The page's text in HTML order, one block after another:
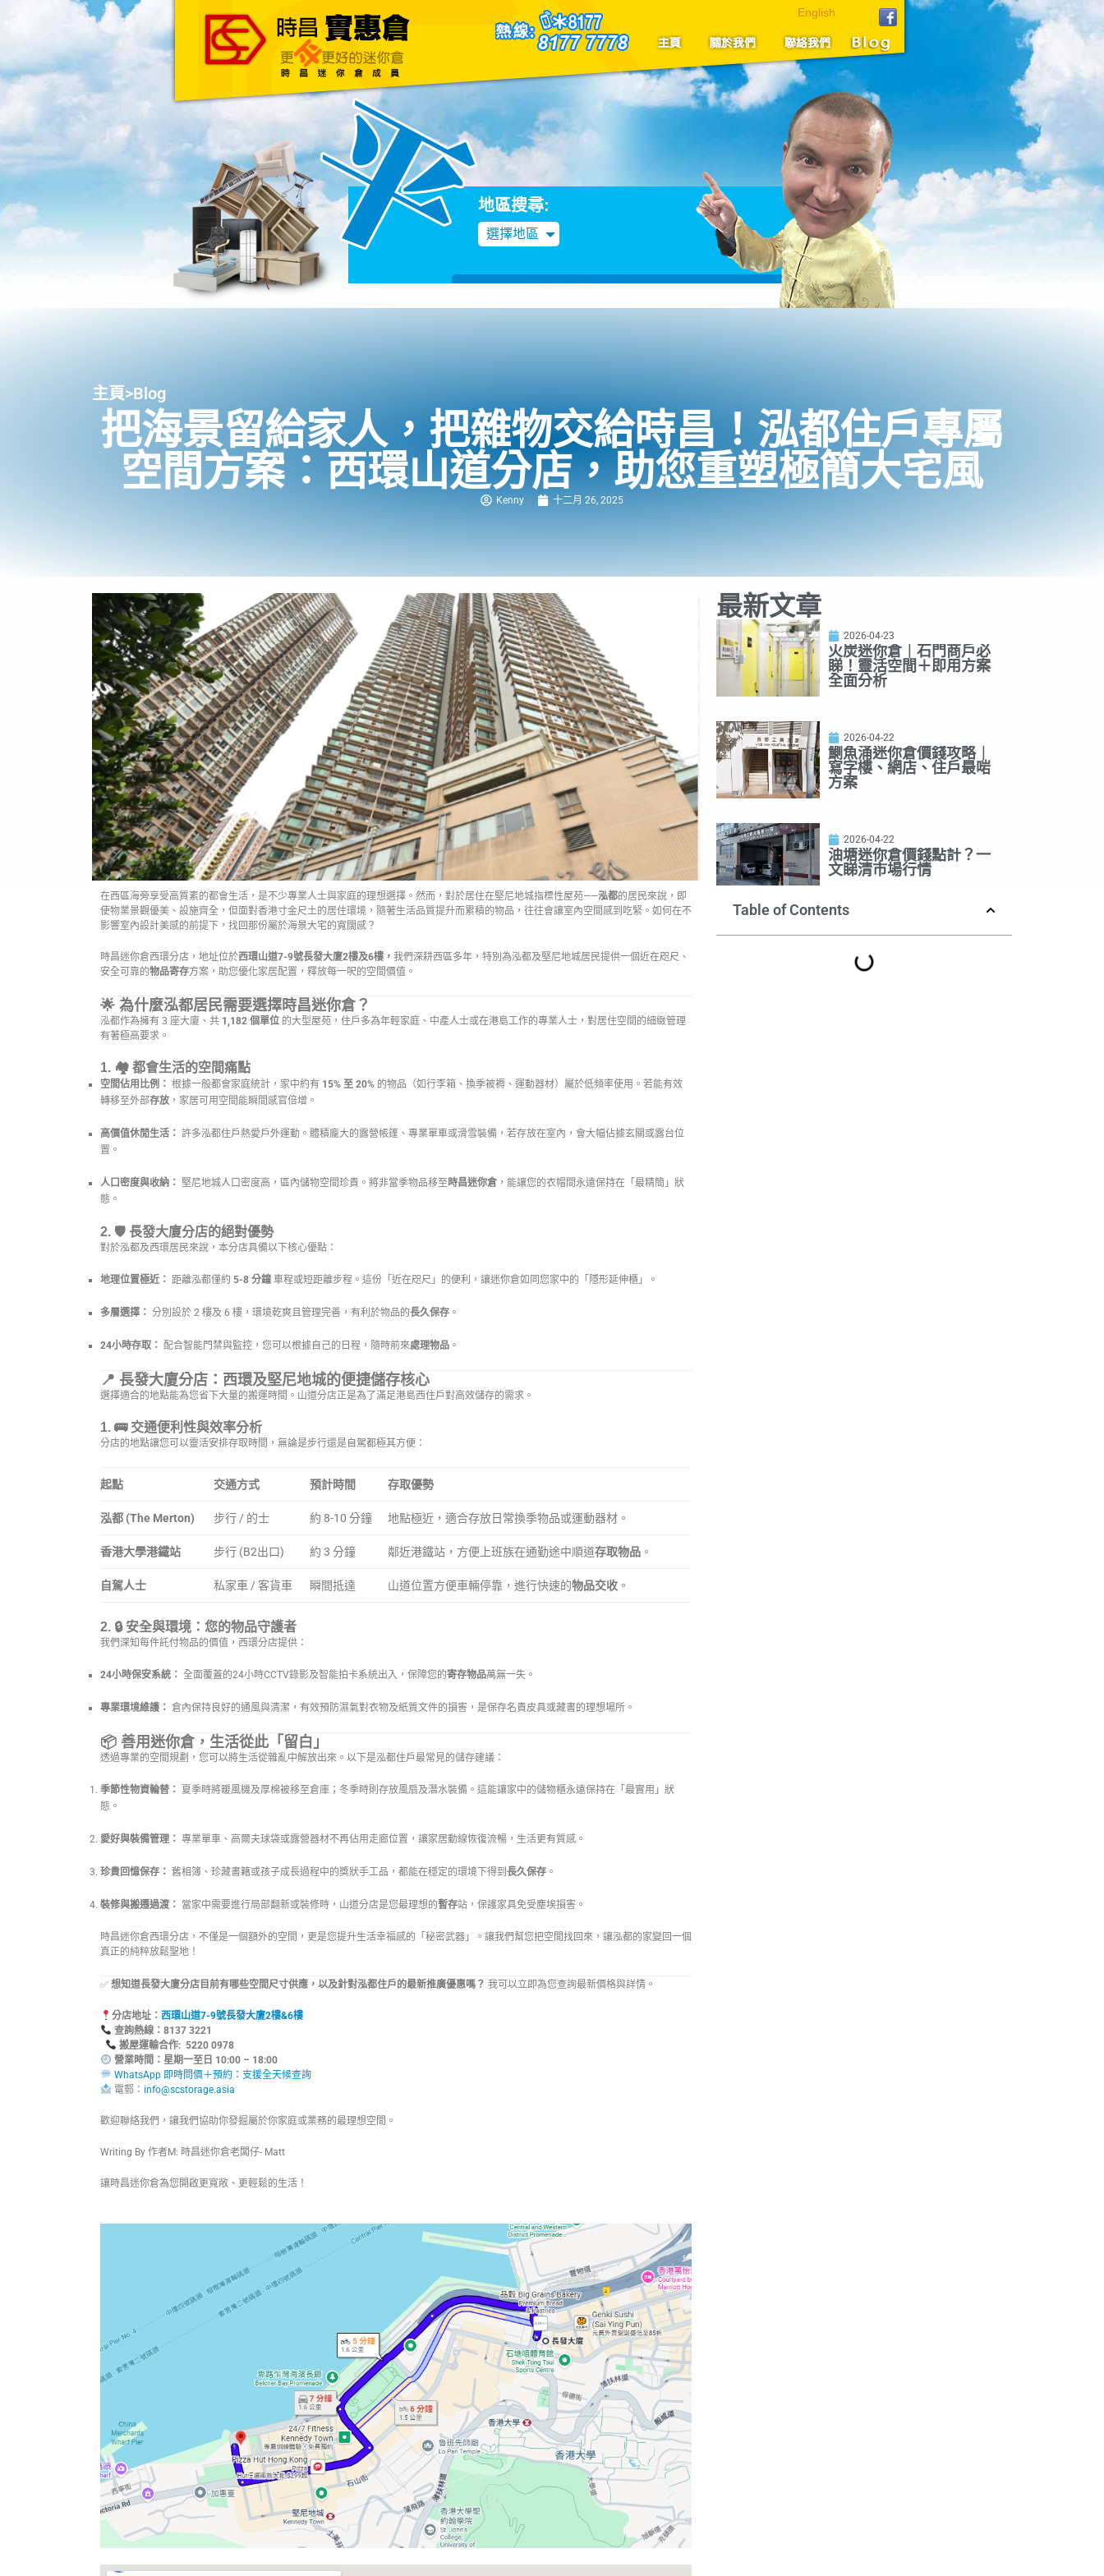
主頁 關於我們 聯絡我們
English
地區搜尋:
選擇地區
主頁>Blog
把海景留給家人，把雜物交給時昌！泓都住戶專屬
空間方案：西環山道分店，助您重塑極簡大宅風
Kenny 十二月 26, 2025
在西區海旁享受高質素的都會生活，是不少專業人士與家庭的理想選擇。然而，對於居住在堅尼地城指標性屋苑——泓都的居民來說，即
使物業景觀優美、設施齊全，但面對香港寸金尺土的居住環境，隨著生活品質提升而累積的物品，往往會讓室內空間感到吃緊。如何在不
影響室內設計美感的前提下，找回那份屬於海景大宅的寬闊感？
時昌迷你倉西環分店，地址位於西環山道7-9號長發大廈2樓及6樓， 我們深耕西區多年，特別為泓都及堅尼地城居民提供一個近在咫尺、
安全可靠的物品寄存方案，助您優化家居配置，釋放每一呎的空間價值。
🌟 為什麼泓都居民需要選擇時昌迷你倉？
泓都作為擁有 3 座大廈、共 1,182 個單位 的大型屋苑，住戶多為年輕家庭、中產人士或在港島工作的專業人士，對居住空間的細緻管理
有著極高要求。
1. 🏘️ 都會生活的空間痛點
空間佔用比例： 根據一般都會家庭統計，家中約有 15% 至 20% 的物品（如行李箱、換季被褥、運動器材）屬於低頻率使用。若能有效
轉移至外部存放 ，家居可用空間能瞬間感官倍增。
高價值休閒生活： 許多泓都住戶熱愛戶外運動。體積龐大的露營帳篷、專業單車或滑雪裝備，若存放在室內，會大幅佔據玄關或露台位
置。
人口密度與收納： 堅尼地城人口密度高，區內儲物空間珍貴。將非當季物品移至時昌迷你倉 ，能讓您的衣帽間永遠保持在「最精簡」狀
態。
2. 🛡️ 長發大廈分店的絕對優勢
對於泓都及西環居民來說，本分店具備以下核心優點：
地理位置極近： 距離泓都僅約 5-8 分鐘 車程或短距離步程。這份「近在咫尺」的便利，讓迷你倉如同您家中的「隱形延伸櫃」。
多層選擇： 分別設於 2 樓及 6 樓，環境乾爽且管理完善，有利於物品的長久保存 。
24小時存取： 配合智能門禁與監控，您可以根據自己的日程，隨時前來處理物品 。
📍 長發大廈分店：西環及堅尼地城的便捷儲存核心
選擇適合的地點能為您省下大量的搬運時間。山道分店正是為了滿足港島西住戶對高效儲存的需求。
1. 🚌 交通便利性與效率分析
分店的地點讓您可以靈活安排存取時間，無論是步行還是自駕都極其方便：
起點 交通方式 預計時間 存取優勢
泓都 (The Merton) 步行 / 的士 約 8-10 分鐘 地點極近，適合存放日常換季物品或運動器材。
香港大學港鐵站 步行 (B2出口) 約 3 分鐘 鄰近港鐵站，方便上班族在通勤途中順道存取物品 。
自駕人士 私家車 / 客貨車 瞬間抵達 山道位置方便車輛停靠，進行快速的物品交收 。
2. 🔒 安全與環境：您的物品守護者
我們深知每件託付物品的價值，西環分店提供：
24小時保安系統： 全面覆蓋的24小時CCTV錄影及智能拍卡系統出入，保障您的寄存物品萬無一失。
專業環境維護： 倉內保持良好的通風與清潔，有效預防濕氣對衣物及紙質文件的損害，是保存名貴皮具或藏書的理想場所。
📦 善用迷你倉，生活從此「留白」
透過專業的空間規劃，您可以將生活從雜亂中解放出來。以下是泓都住戶最常見的儲存建議：
季節性物資輪替： 夏季時將暖風機及厚棉被移至倉庫；冬季時則存放風扇及潛水裝備。這能讓家中的儲物櫃永遠保持在「最實用」狀
態。
愛好與裝備管理： 專業單車、高爾夫球袋或露營器材不再佔用走廊位置，讓家居動線恢復流暢，生活更有質感。
珍貴回憶保存： 舊相簿、珍藏書籍或孩子成長過程中的獎狀手工品，都能在穩定的環境下得到 長久保存 。
裝修與搬遷過渡： 當家中需要進行局部翻新或裝修時，山道分店是您最理想的暫存站，保護家具免受塵埃損害。
時昌迷你倉西環分店，不僅是一個額外的空間，更是您提升生活幸福感的「秘密武器」。讓我們幫您把空間找回來，讓泓都的家變回一個
真正的純粹放鬆聖地！
✅ 想知道長發大廈分店目前有哪些空間尺寸供應，以及針對泓都住戶的最新推廣優惠嗎？ 我可以立即為您查詢最新價格與詳情。
分店地址： 西環山道7-9號長發大廈2樓&6樓
查詢熱線：8137 3221
搬屋運輸合作: 5220 0978
營業時間：星期一至日 10:00 – 18:00
WhatsApp 即時問價＋預約：支援全天候查詢
電郵： info@scstorage.asia
歡迎聯絡我們，讓我們協助你發掘屬於你家庭或業務的最理想空間。
Writing By 作者M: 時昌迷你倉老闆仔- Matt
讓時昌迷你倉為您開啟更寬敞、更輕鬆的生活！
最新文章
2026-04-23
火炭迷你倉｜石門商戶必
睇！靈活空間＋即用方案
全面分析
2026-04-22
鰂魚涌迷你倉價錢攻略｜
寫字樓、網店、住戶最啱
方案
2026-04-22
油塘迷你倉價錢點計？一
文睇清市場行情
Table of Contents